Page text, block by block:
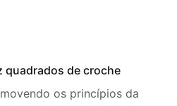
quadrados de croche
os princípios da